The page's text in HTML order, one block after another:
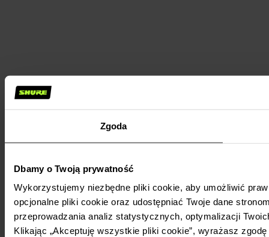
Zgoda
Dbamy o Twoją prywatność
Wykorzystujemy niezbędne pliki cookie, aby umożliwić
opcjonalne pliki cookie oraz udostępniać Twoje dane
przeprowadzania analiz statystycznych, optymalizacji
Klikając „Akceptuję wszystkie pliki cookie”, wyrażasz